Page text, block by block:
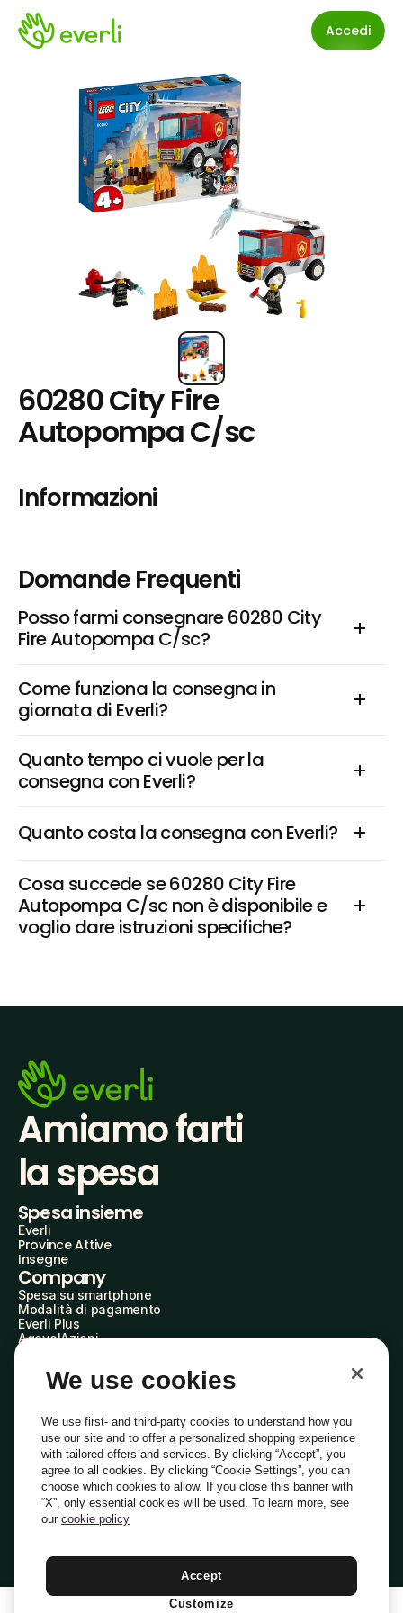
Accedi
60280 City Fire
Autopompa C/sc
Informazioni
Domande Frequenti
Posso farmi consegnare 60280 City
Fire Autopompa C/sc?
Come funziona la consegna in
giornata di Everli?
Quanto tempo ci vuole per la
consegna con Everli?
Quanto costa la consegna con Everli?
Cosa succede se 60280 City Fire
Autopompa C/sc non è disponibile e
voglio dare istruzioni specifiche?
Amiamo farti
la spesa
Spesa insieme
Everli
Province Attive
Insegne
Company
Spesa su smartphone
Modalità di pagamento
Everli Plus
AgevolAzioni
Everli Shoppers
Scopri chi siamo
Domande frequenti
Lavora con noi
Diventa Shopper
Investitori
PrivacyCookiePreferenze Cookie
Termini e Condizioni
Italiano
We use cookies
We use first- and third-party cookies to understand how you
use our site and to offer a personalized shopping experience
with tailored offers and services. By clicking “Accept”, you
agree to all cookies. By clicking “Cookie Settings”, you can
choose which cookies to allow. If you close this banner with
“X”, only essential cookies will be used. To learn more, see
our cookie policy
Accept
Customize